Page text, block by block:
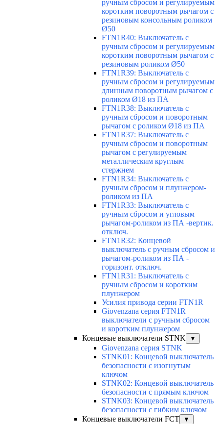
ручным сбросом и регулируемым
коротким поворотным рычагом с
резиновым консольным роликом
Ø50
FTN1R40: Выключатель с
ручным сбросом и регулируемым
коротким поворотным рычагом с
резиновым роликом Ø50
FTN1R39: Выключатель с
ручным сбросом и регулируемым
длинным поворотным рычагом с
роликом Ø18 из ПА
FTN1R38: Выключатель с
ручным сбросом и поворотным
рычагом с роликом Ø18 из ПА
FTN1R37: Выключатель с
ручным сбросом и поворотным
рычагом с регулируемым
металлическим круглым
стержнем
FTN1R34: Выключатель с
ручным сбросом и плунжером-
роликом из ПА
FTN1R33: Выключатель с
ручным сбросом и угловым
рычагом-роликом из ПА -вертик.
отключ.
FTN1R32: Концевой
выключатель с ручным сбросом и
рычагом-роликом из ПА -
горизонт. отключ.
FTN1R31: Выключатель с
ручным сбросом и коротким
плунжером
Усилия привода серии FTN1R
Giovenzana серия FTN1R
выключатели с ручным сбросом
и коротким плунжером
Концевые выключатели STNK
▼
Giovenzana серия STNK
STNK01: Концевой выключатель
безопасности с изогнутым
ключом
STNK02: Концевой выключатель
безопасности с прямым ключом
STNK03: Концевой выключатель
безопасности с гибким ключом
Концевые выключатели FCT
▼